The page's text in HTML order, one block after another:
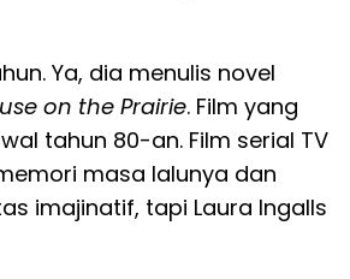
Ya, dia menulis novel
on the Prairie. Film yang
tahun 80-an. Film serial TV
masa lalunya dan
imajinatif, tapi Laura Ingalls